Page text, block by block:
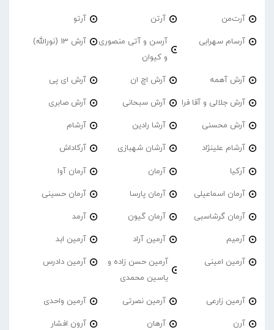
آرت‌من آرتن آرتو
آرسام سهرابی
آرسن و آتی منصوری
و کیوان
آرش 13 (نورالله)
آرش آهمه آرش اچ ان آرش ای پی
آرش جلالی و آقا فرا آرش سبحانی آرش صابری
آرش محسنی آرشا رادین آرشام
آرشام علینژاد آرشان شهبازی آرکاداش
آرکیا آرمان آرمان آوا
آرمان اسماعیلی آرمان پارسا آرمان حسینی
آرمان گرشاسبی آرمان گیون آرمد
آرمیم آرمین آراد آرمین ابد
آرمین امینی
آرمین حسن زاده و
یاسین محمدی
آرمین دادرس
آرمین زارعی آرمین نصرتی آرمین واحدی
آرن آرهان آرون افشار